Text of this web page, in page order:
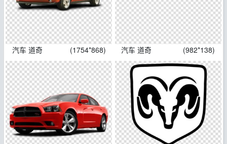
汽车 道奇 (1754*868) 汽车 道奇 (982*138)